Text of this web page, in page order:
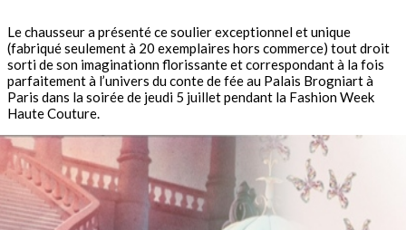
Le chausseur a présenté ce soulier exceptionnel et unique
(fabriqué seulement à 20 exemplaires hors commerce) tout droit
sorti de son imaginationn florissante et correspondant à la fois
parfaitement à l’univers du conte de fée au Palais Brogniart à
Paris dans la soirée de jeudi 5 juillet pendant la Fashion Week
Haute Couture.